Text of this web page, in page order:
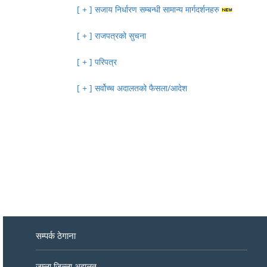
सजाय निर्धारण सम्बन्धी सामान्य मार्गदर्शनहरु
राजपत्रको सुचना
परिपत्र
सर्वोच्च अदालतको फैसला/आदेश
सम्पर्क ठेगाना